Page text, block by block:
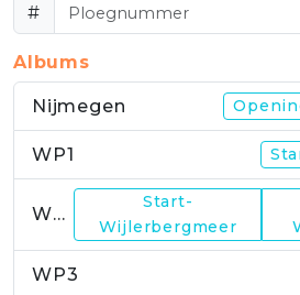
#
Albums
Nijmegen
WP1
WP2
Start-
Wijlerbergmeer
WP3